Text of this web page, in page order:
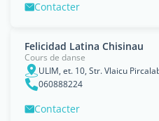
Contacter
Felicidad Latina Chisinau
Cours de danse
ULIM, et. 10, Str. Vlaicu
060888224
Contacter